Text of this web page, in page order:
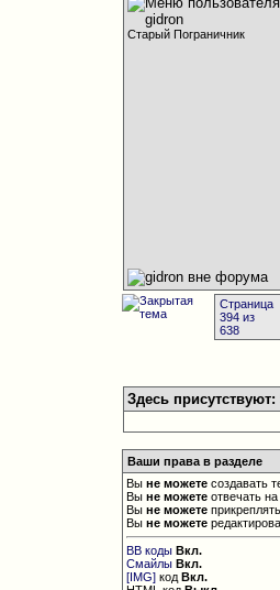
Старый Пограничник
Страница
394 из
638
Здесь присутствуют:
Ваши права в разделе
Выне можете создавать
Выне можете отвечать
Выне можете
Выне можете
BB коды Вкл.
Смайлы Вкл.
[IMG] кодВкл.